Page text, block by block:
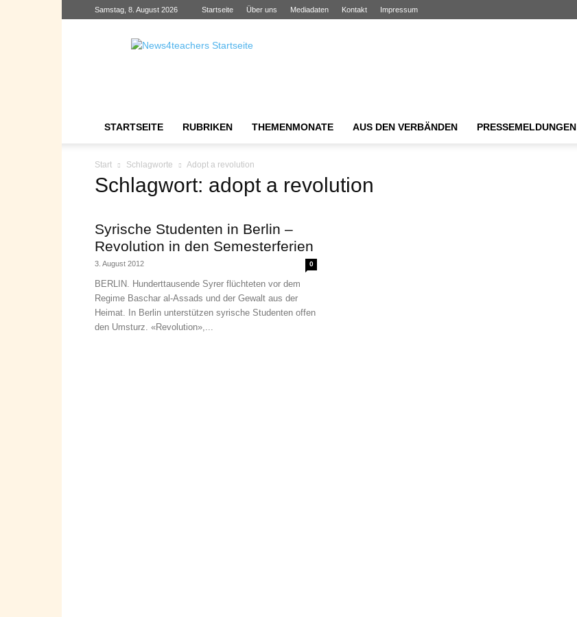
Samstag, 8. August 2026 Startseite Über uns Mediadaten Kontakt Impressum
News4teachers
STARTSEITE RUBRIKEN THEMENMONATE AUS DEN VERBÄNDEN PRESSEMELDUNGEN
Start Schlagworte Adopt a revolution
Schlagwort: adopt a revolution
Syrische Studenten in Berlin –
Revolution in den Semesterferien
3. August 2012 0
BERLIN. Hunderttausende Syrer flüchteten vor dem
Regime Baschar al-Assads und der Gewalt aus der
Heimat. In Berlin unterstützen syrische Studenten offen
den Umsturz. «Revolution»,...